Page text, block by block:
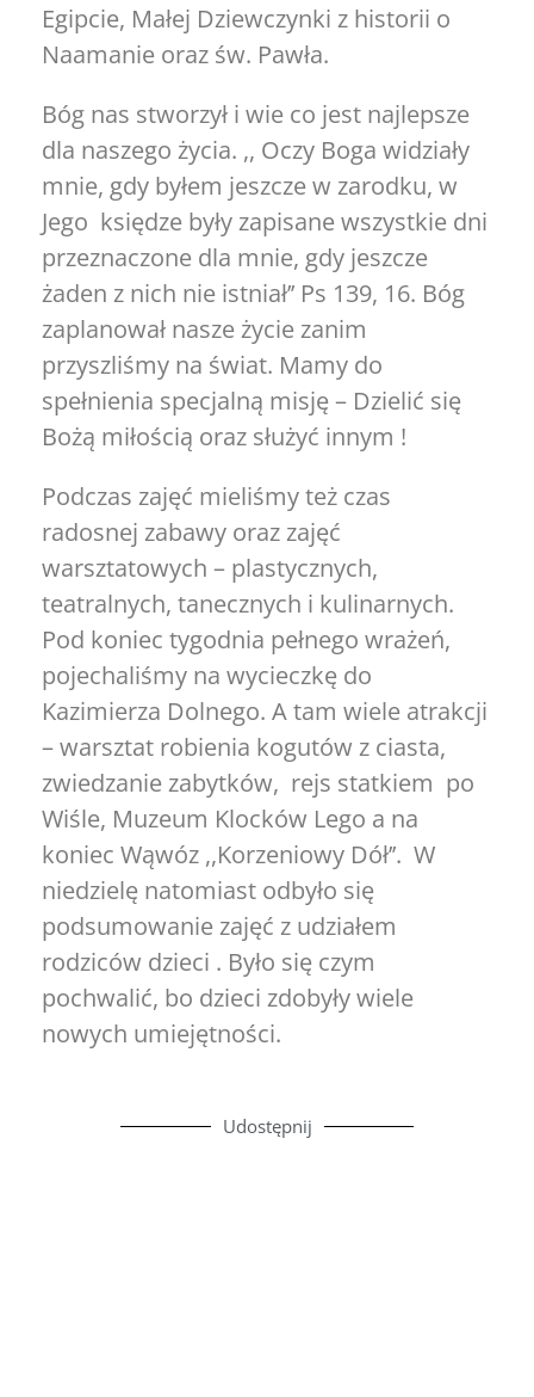
Egipcie, Małej Dziewczynki z historii o
Naamanie oraz św. Pawła.
Bóg nas stworzył i wie co jest najlepsze
dla naszego życia. ,, Oczy Boga widziały
mnie, gdy byłem jeszcze w zarodku, w
Jego księdze były zapisane wszystkie dni
przeznaczone dla mnie, gdy jeszcze
żaden z nich nie istniał’’ Ps 139, 16. Bóg
zaplanował nasze życie zanim
przyszliśmy na świat. Mamy do
spełnienia specjalną misję – Dzielić się
Bożą miłością oraz służyć innym !
Podczas zajęć mieliśmy też czas
radosnej zabawy oraz zajęć
warsztatowych – plastycznych,
teatralnych, tanecznych i kulinarnych.
Pod koniec tygodnia pełnego wrażeń,
pojechaliśmy na wycieczkę do
Kazimierza Dolnego. A tam wiele atrakcji
– warsztat robienia kogutów z ciasta,
zwiedzanie zabytków, rejs statkiem po
Wiśle, Muzeum Klocków Lego a na
koniec Wąwóz ,,Korzeniowy Dół’’. W
niedzielę natomiast odbyło się
podsumowanie zajęć z udziałem
rodziców dzieci . Było się czym
pochwalić, bo dzieci zdobyły wiele
nowych umiejętności.
Udostępnij